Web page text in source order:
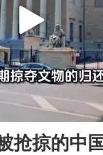
Play
抢掠的中国